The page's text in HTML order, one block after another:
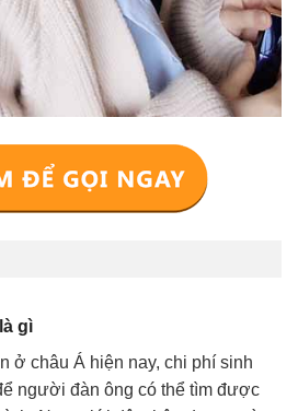
gì
ở châu Á hiện nay, chi phí sinh
người đàn ông có thể tìm được